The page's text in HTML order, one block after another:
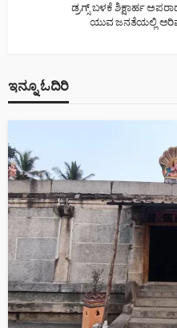
ಡ್ರಗ್ಸ್ ಬಳಕೆ ಶಿಕ್ಷಾರ್ಹ
ಯುವ ಜನತೆಯಲ್ಲಿ
ಇನ್ನೂ ಓದಿರಿ